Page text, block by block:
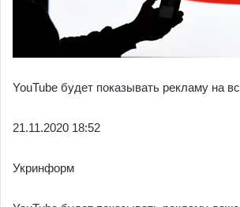
YouTube будет показывать рекламу на
21.11.2020 18:52
Укринформ